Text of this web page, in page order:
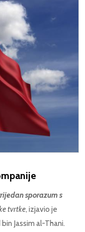
sporazum s
tvrtke, izjavio je
Jassim al-Thani.